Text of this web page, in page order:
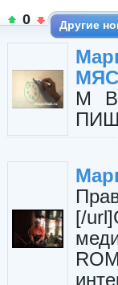
0 Другие
М В
[/